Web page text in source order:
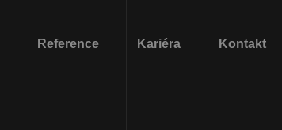
Reference Kariéra Kontakt